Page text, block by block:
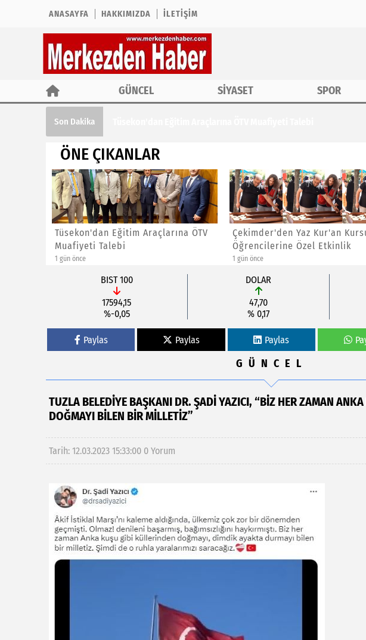
ANASAYFA HAKKIMIZDA İLETIŞIM
GÜNCEL SİYASET SPOR
Son Dakika
ÖNE ÇIKANLAR
Çekimder'den Yaz Kur'an Kursu
Öğrencilerine Özel Etkinlik
1 gün önce
CHP İstanbul'da İlçe
Başkanlıklarına Atama Yaptı
1 gün önce
BIST 100
17594,15
%-0,05
DOLAR
47,70
% 0,17
Paylas Paylas Paylas
GÜNCEL
TUZLA BELEDİYE BAŞKANI DR. ŞADİ YAZICI, “BİZ HER ZAMAN
DOĞMAYI BİLEN BİR MİLLETİZ”
Tarih: 12.03.2023 15:33:00 0 Yorum